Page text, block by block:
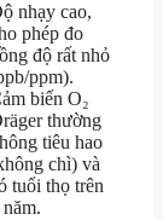
nhạy cao,
phép đo
độ rất nhỏ
ppm).
biến O₂
thường
tiêu hao
chì) và
tuổi thọ trên
năm.